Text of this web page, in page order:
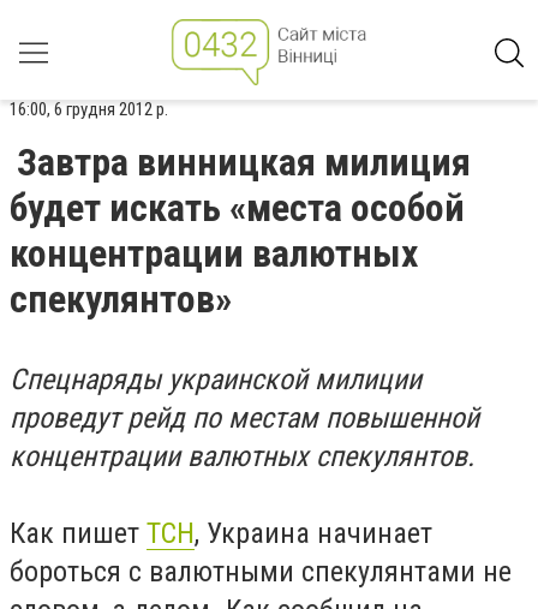
16:00, 6 грудня 2012 р.
Завтра винницкая милиция
будет искать «места особой
концентрации валютных
спекулянтов»
Спецнаряды украинской милиции
проведут рейд по местам повышенной
концентрации валютных спекулянтов.
Как пишет ТСН, Украина начинает
бороться с валютными спекулянтами не